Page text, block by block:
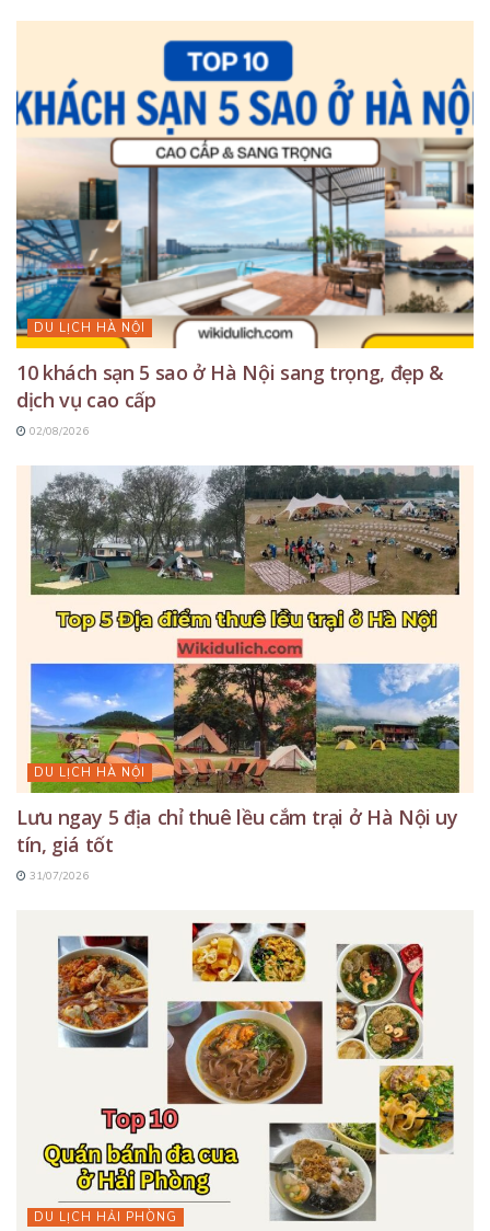
DU LỊCH HÀ NỘI
10 khách sạn 5 sao ở Hà Nội sang trọng, đẹp &
dịch vụ cao cấp
02/08/2026
DU LỊCH HÀ NỘI
Lưu ngay 5 địa chỉ thuê lều cắm trại ở Hà Nội uy
tín, giá tốt
31/07/2026
DU LỊCH HẢI PHÒNG